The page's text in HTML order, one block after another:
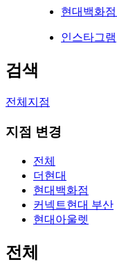
현대백화
인스타그램
검색
전체지점
지점 변경
전체
더현대
현대백화점
커넥트현대 부산
현대아울렛
전체